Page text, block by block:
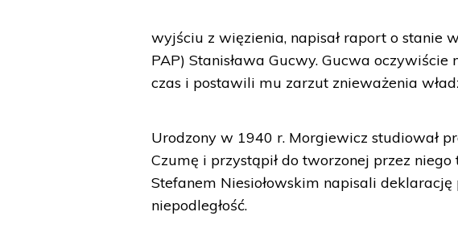
wyjściu z więzienia, napisał raport o stanie
PAP) Stanisława Gucwy. Gucwa
czas i postawili mu zarzut znieważenia
Urodzony w 1940 r. Morgiewicz studiował
Czumę i przystąpił do tworzonej przez
Stefanem Niesiołowskim napisali
niepodległość.